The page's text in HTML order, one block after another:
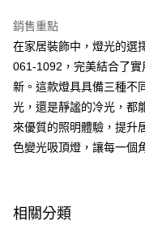
全盈+PAY
AFTEE先享後付
相關說明
【關於「AFTEE先享後付」
AFTEE先享後付是「在收到
便利好安心！
１．簡單：不需註冊會員、
【「AFTEE先享後付」結帳流
１．於結帳方式選擇「
每筆NT$180，滿
銷售重點
在家居裝飾中，燈光的選
061-1092，完美結合了
新。這款燈具具備三種不
光，還是靜謐的冷光，都
來優質的照明體驗，提升
色變光吸頂燈，讓每一個
相關分類